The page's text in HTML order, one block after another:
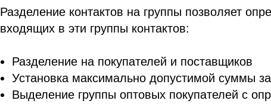
Разделение контактов на группы позволяет
входящих в эти группы контактов:
Разделение на покупателей и поставщиков
Установка максимально допустимой суммы
Выделение группы оптовых покупателей с